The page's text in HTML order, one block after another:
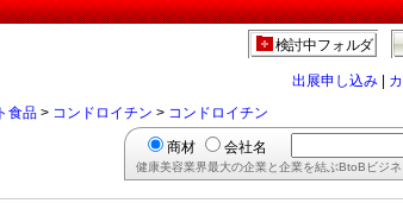
検討中フォルダ
出展申し込み
食品 > コンドロイチン > コンドロイチン
商材 会社名
健康美容業界最大の企業と企業を結ぶBtoBビジ